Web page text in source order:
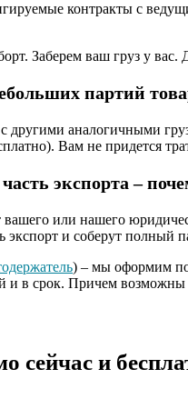
контракты с
Заберем ваш груз у
партий
аналогичными
Вам не придется
экспорта –
или нашего
и соберут полный
) – мы оформим
и в срок. Причем
сейчас и